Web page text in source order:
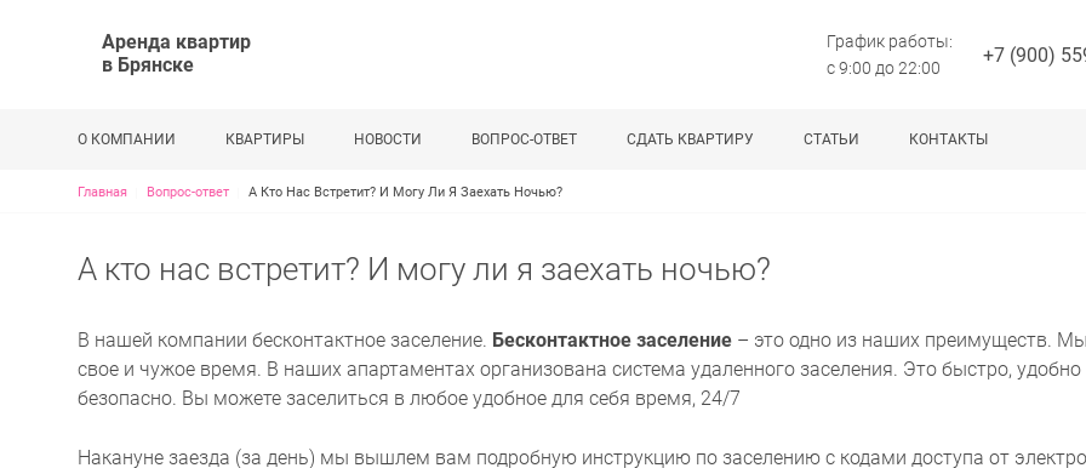
Аренда квартир
в Брянске
График работы:
с 9:00 до 22:00
+7 (900)
О КОМПАНИИ КВАРТИРЫ НОВОСТИ ВОПРОС-ОТВЕТ СДАТЬ КВАРТИРУ СТАТЬИ КОНТАКТЫ
Строка навигации
Главная Вопрос-ответ А Кто Нас Встретит? И Могу Ли Я Заехать Ночью?
А кто нас встретит? И могу ли я заехать ночью?
В нашей компании бесконтактное заселение. Бесконтактное заселение – это одно из наших преимуществ.
свое и чужое время. В наших апартаментах организована система удаленного заселения. Это быстро, удобно
безопасно. Вы можете заселиться в любое удобное для себя время, 24/7
Накануне заезда (за день) мы вышлем вам подробную инструкцию по заселению с кодами доступа от